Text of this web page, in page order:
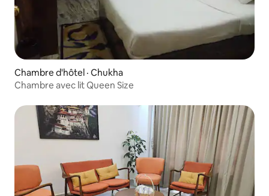
Chambre d'hôtel · Chukha
Chambre avec lit Queen Size